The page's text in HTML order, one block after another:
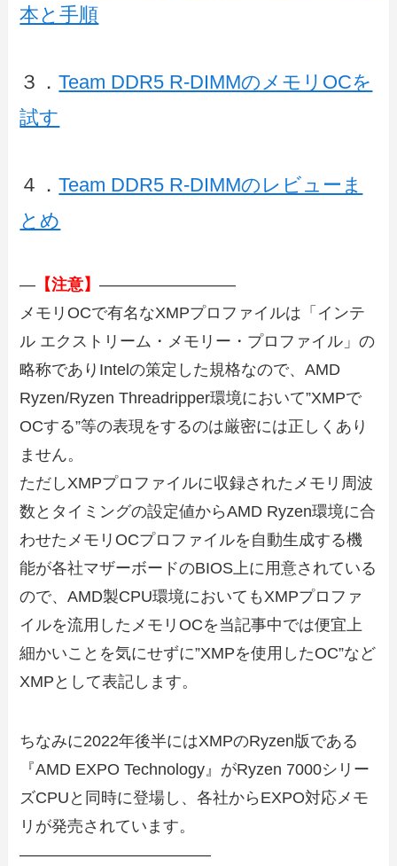
本と手順
３．Team DDR5 R-DIMMのメモリOCを
試す
４．Team DDR5 R-DIMMのレビューま
とめ
— 【注意】————————–
メモリOCで有名なXMPプロファイルは「インテ
ル エクストリーム・メモリー・プロファイル」の
略称でありIntelの策定した規格なので、AMD
Ryzen/Ryzen Threadripper環境において”XMPで
OCする”等の表現をするのは厳密には正しくあり
ません。
ただしXMPプロファイルに収録されたメモリ周波
数とタイミングの設定値からAMD Ryzen環境に合
わせたメモリOCプロファイルを自動生成する機
能が各社マザーボードのBIOS上に用意されている
ので、AMD製CPU環境においてもXMPプロファ
イルを流用したメモリOCを当記事中では便宜上
細かいことを気にせずに”XMPを使用したOC”など
XMPとして表記します。
ちなみに2022年後半にはXMPのRyzen版である
『AMD EXPO Technology』がRyzen 7000シリー
ズCPUと同時に登場し、各社からEXPO対応メモ
リが発売されています。
————————————